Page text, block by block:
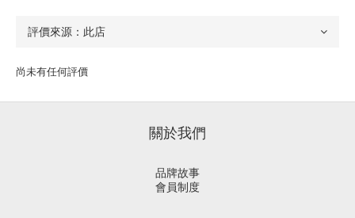
尚未有任何評價
關於我們
品牌故事
會員制度